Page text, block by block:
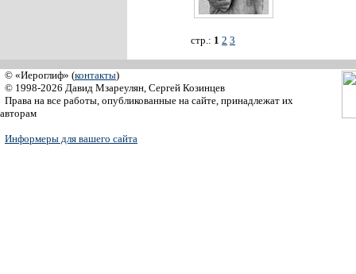
стр.: 1 2 3
© «Иероглиф» (контакты)
© 1998-2026 Давид Мзареулян, Сергей Козинцев
Права на все работы, опубликованные на сайте, принадлежат их
авторам
Информеры для вашего сайта